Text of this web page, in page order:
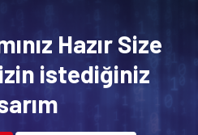
Hazır Size
istediğiniz